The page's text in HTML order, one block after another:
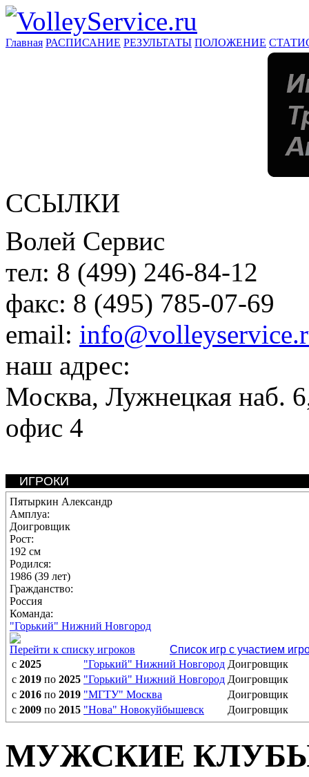
Главная РАСПИСАНИЕ РЕЗУЛЬТАТЫ ПОЛОЖЕНИЕ
ССЫЛКИ
Волей Сервис
тел: 8 (499) 246-84-12
факс: 8 (495) 785-07-69
email:
наш адрес:
Москва, Лужнецкая наб.
офис 4
ИГРОКИ
Пятыркин Александр
Амплуа:
Доигровщик
Рост:
192 см
Родился:
1986 (39 лет)
Гражданство:
Россия
Команда:
"Горький" Нижний Новгород
Перейти к списку игроков
Список игр с участием
с 2025 "Горький" Нижний Новгород Доигровщик
с 2019 по 2025 "Горький" Нижний Новгород Доигровщик
с 2016 по 2019 "МГТУ" Москва
Доигровщик
с 2009 по 2015 "Нова" Новокуйбышевск Доигровщик
МУЖСКИЕ